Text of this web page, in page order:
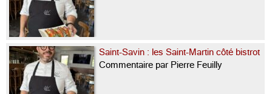
Saint-Savin : les Saint-Martin côté bistrot
Commentaire par Pierre Feuilly